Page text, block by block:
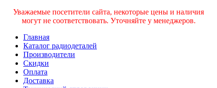
Уважаемые посетители сайта, некоторые цены и наличия
могут не соответствовать. Уточняйте у менеджеров.
Главная
Каталог радиодеталей
Производители
Скидки
Оплата
Доставка